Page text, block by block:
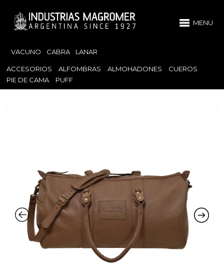
MENU
VACUNO CABRA LANAR
ACCESORIOS ALFOMBRAS ALMOHADONES
CUEROS
PIE DE CAMA
PUFF